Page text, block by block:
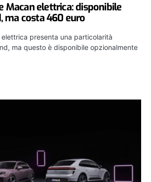
Macan elettrica: disponibile
ma costa 460 euro
elettrica presenta una particolarità
ma questo è disponibile opzionalmente